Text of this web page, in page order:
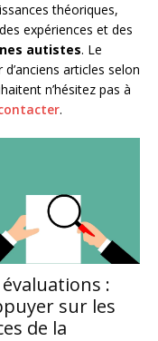
théoriques,
expériences et des
autistes. Le
articles selon
n’hésitez pas à
.
évaluations :
sur les
de la